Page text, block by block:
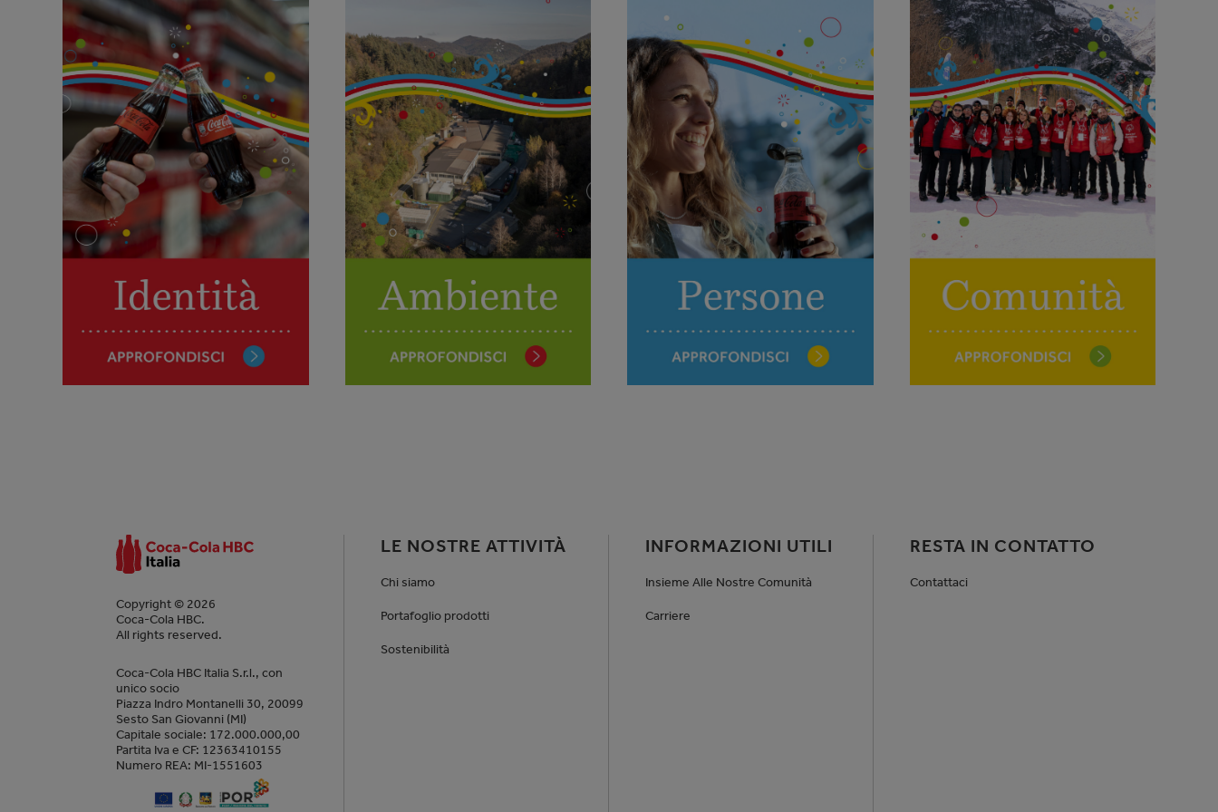
Copyright © 2026
Coca-Cola HBC.
All rights reserved.
Coca-Cola HBC Italia S.r.l., con
unico socio
Piazza Indro Montanelli 30, 20099
Sesto San Giovanni (MI)
Capitale sociale: 172.000.000,00
Partita Iva e CF: 12363410155
Numero REA: MI-1551603
LE NOSTRE ATTIVITÀ
Chi siamo
Portafoglio prodotti
Sostenibilità
INFORMAZIONI UTILI
Insieme Alle Nostre Comunità
Carriere
RESTA IN CONTATTO
Contattaci